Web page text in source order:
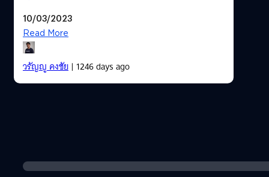
10/03/2023
Read More
วรัญญู คงชัย| 1246 days ago